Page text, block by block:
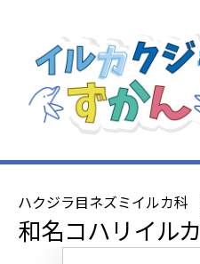
ハクジラ目ネズミイルカ科
和名コハリイルカ